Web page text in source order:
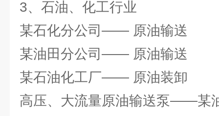
3、石油、化工行业
某石化分公司—— 原油输送
某油田分公司—— 原油输送
某石油化工厂—— 原油装卸
高压、大流量原油输送泵——某